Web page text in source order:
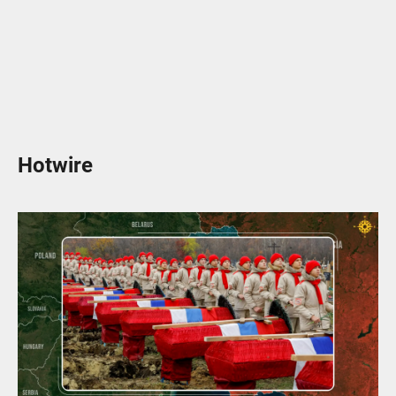
Hotwire